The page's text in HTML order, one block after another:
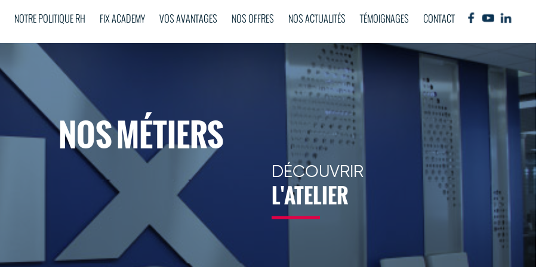
NOTRE POLITIQUE RH FIX ACADEMY VOS AVANTAGES NOS OFFRES NOS ACTUALITÉS TÉMOIGNAGES CONTACT
NOS MÉTIERS
DÉCOUVRIR
L'ATELIER